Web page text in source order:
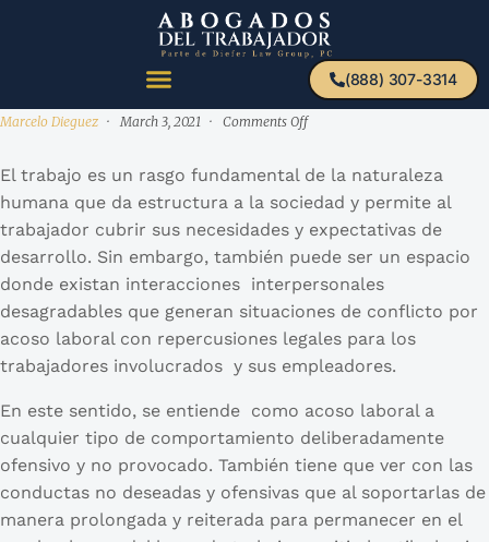
(888) 307-3314
Marcelo Dieguez March 3, 2021 Comments Off
El trabajo es un rasgo fundamental de la naturaleza
humana que da estructura a la sociedad y permite al
trabajador cubrir sus necesidades y expectativas de
desarrollo. Sin embargo, también puede ser un espacio
donde existan interacciones interpersonales
desagradables que generan situaciones de conflicto por
acoso laboral con repercusiones legales para los
trabajadores involucrados y sus empleadores.
En este sentido, se entiende como acoso laboral a
cualquier tipo de comportamiento deliberadamente
ofensivo y no provocado. También tiene que ver con las
conductas no deseadas y ofensivas que al soportarlas de
manera prolongada y reiterada para permanecer en el